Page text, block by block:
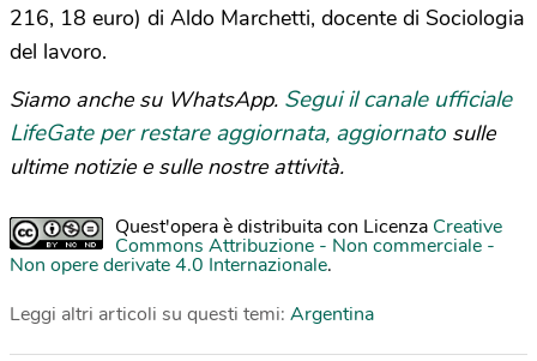
216, 18 euro) di Aldo Marchetti, docente di Sociologia
del lavoro.
Siamo anche su WhatsApp. Segui il canale ufficiale
LifeGate per restare aggiornata, aggiornato sulle
ultime notizie e sulle nostre attività.
Quest'opera è distribuita con Licenza Creative
Commons Attribuzione - Non commerciale -
Non opere derivate 4.0 Internazionale.
Leggi altri articoli su questi temi: Argentina